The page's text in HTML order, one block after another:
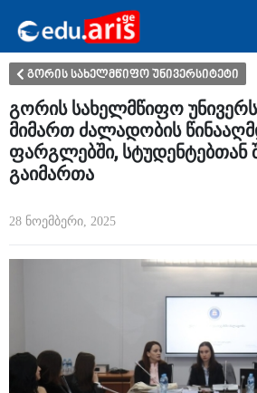
განათლება
გორის სახელმწიფო უნივერსიტეტი
გორის სახელმწიფო
მიმართ ძალადობის
ფარგლებში, სტუდენტებთან
გაიმართა
28 ნოემბერი, 2025